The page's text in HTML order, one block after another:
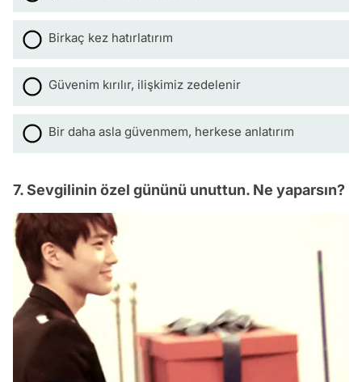
Birkaç kez hatırlatırım
Güvenim kırılır, ilişkimiz zedelenir
Bir daha asla güvenmem, herkese anlatırım
7. Sevgilinin özel gününü unuttun. Ne yaparsın?